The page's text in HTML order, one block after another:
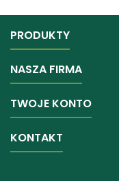
PRODUKTY
NASZA FIRMA
TWOJE KONTO
KONTAKT